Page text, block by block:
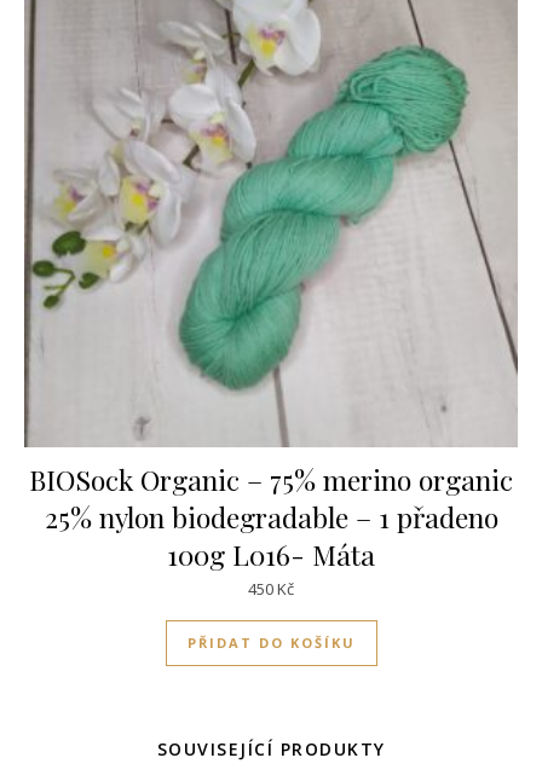
BIOSock Organic – 75% merino organic
25% nylon biodegradable – 1 přadeno
100g L016- Máta
450Kč
PŘIDAT DO KOŠÍKU
SOUVISEJÍCÍ PRODUKTY